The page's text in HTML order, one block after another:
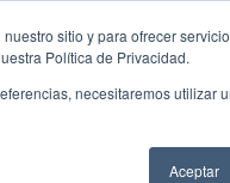
sitio y para ofrecer
Política de Privacidad.
necesitaremos utilizar
Aceptar